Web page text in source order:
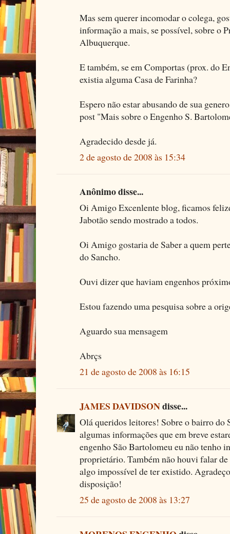
Mas sem querer incomodar o colega,
informação a mais, se possível, sobre o
Albuquerque.
E também, se em Comportas (prox. do
existia alguma Casa de Farinha?
Espero não estar abusando de sua
post "Mais sobre o Engenho S.
Agradecido desde já.
2 de agosto de 2008 às 15:34
Anônimo disse...
Oi Amigo Excenlente blog, ficamos
Jabotão sendo mostrado a todos.
Oi Amigo gostaria de Saber a quem
do Sancho.
Ouvi dizer que haviam engenhos
Estou fazendo uma pesquisa sobre a
Aguardo sua mensagem
Abrçs
21 de agosto de 2008 às 16:15
JAMES DAVIDSONdisse...
Olá queridos leitores! Sobre o bairro do
algumas informações que em breve
engenho São Bartolomeu eu não tenho
proprietário. Também não houvi falar de
algo impossível de ter existido.
disposição!
25 de agosto de 2008 às 13:27